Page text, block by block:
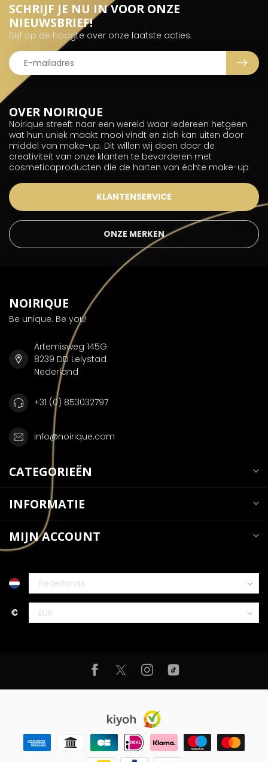
OVER NOIRIQUE
Noirique streeft naar een wereld waar iedereen hetgeen
wat hun uniek maakt mooi vindt en zich kan uiten door
middel van make-up. Dit willen wij doen door de
creativiteit van onze klanten te bevorderen met
cosmeticaproducten die de harten van échte make-up
KLANTENSERVICE
ONZE MERKEN
SCHRIJF JE NU IN VOOR ONZE
NIEUWSBRIEF!
Blijf op de hoogte over onze laatste acties.
NOIRIQUE
Be unique. Be you!
Artemisweg 145G
8239 DD Lelystad
Nederland
+31 (0) 853032797
info@noirique.com
CATEGORIEËN
INFORMATIE
MIJN ACCOUNT
€